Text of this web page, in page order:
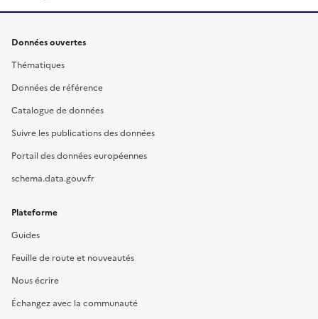
Données ouvertes
Thématiques
Données de référence
Catalogue de données
Suivre les publications des données
Portail des données européennes
schema.data.gouv.fr
Plateforme
Guides
Feuille de route et nouveautés
Nous écrire
Échangez avec la communauté